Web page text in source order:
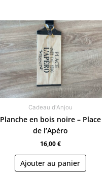
Cadeau d'Anjou
Planche en bois noire – Place
de l’Apéro
16,00€
Ajouter au panier